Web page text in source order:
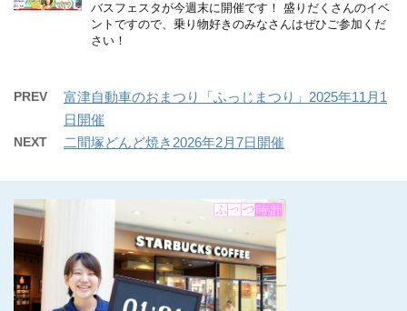
バスフェスタが今週末に開催です！ 盛りだくさんのイベ
ントですので、乗り物好きのみなさんはぜひご参加くだ
さい！
PREV
富津自動車のおまつり「ふっじまつり」2025年11月1
日開催
NEXT 二間塚どんど焼き2026年2月7日開催